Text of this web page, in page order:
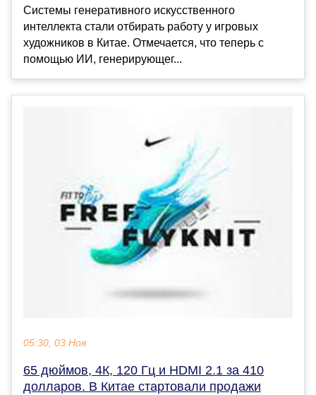
Системы генеративного искусственного
интеллекта стали отбирать работу у игровых
художников в Китае. Отмечается, что теперь с
помощью ИИ, генерирующег...
05:30, 03 Ноя
65 дюймов, 4К, 120 Гц и HDMI 2.1 за 410
долларов. В Китае стартовали продажи